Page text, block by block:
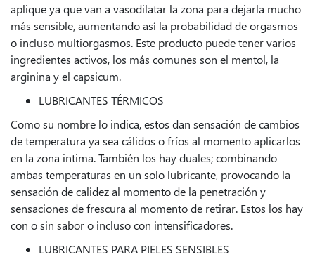
aplique ya que van a vasodilatar la zona para dejarla mucho
más sensible, aumentando así la probabilidad de orgasmos
o incluso multiorgasmos. Este producto puede tener varios
ingredientes activos, los más comunes son el mentol, la
arginina y el capsicum.
LUBRICANTES TÉRMICOS
Como su nombre lo indica, estos dan sensación de cambios
de temperatura ya sea cálidos o fríos al momento aplicarlos
en la zona intima. También los hay duales; combinando
ambas temperaturas en un solo lubricante, provocando la
sensación de calidez al momento de la penetración y
sensaciones de frescura al momento de retirar. Estos los hay
con o sin sabor o incluso con intensificadores.
LUBRICANTES PARA PIELES SENSIBLES